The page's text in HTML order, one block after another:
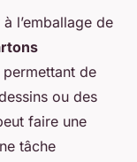
l’emballage de
permettant de
ou des
faire une
tâche